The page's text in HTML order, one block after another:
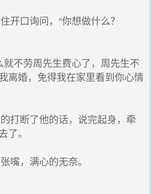
开口询问，“你想做什么？
不劳周先生费心了，周先生不
离婚，免得我在家里看到你心情
打断了他的话，说完起身，牵
了。
嘴，满心的无奈。